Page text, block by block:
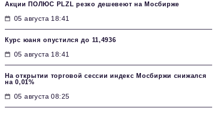
Акции ПОЛЮС PLZL резко дешевеют на Мосбирже
05 августа 18:41
Курс юаня опустился до 11,4936
05 августа 18:41
На открытии торговой сессии индекс Мосбиржи снижался
на 0,01%
05 августа 08:25